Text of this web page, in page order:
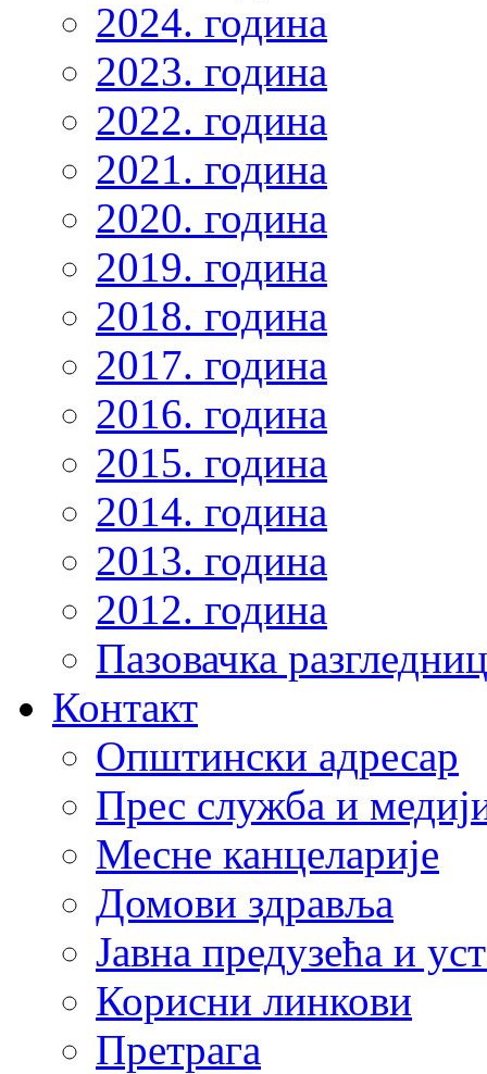
2024. година
2023. година
2022. година
2021. година
2020. година
2019. година
2018. година
2017. година
2016. година
2015. година
2014. година
2013. година
2012. година
Пазовачка
Контакт
Општински адресар
Прес служба и
Месне канцеларије
Домови здравља
Јавна предузећа и
Корисни линкови
Претрага